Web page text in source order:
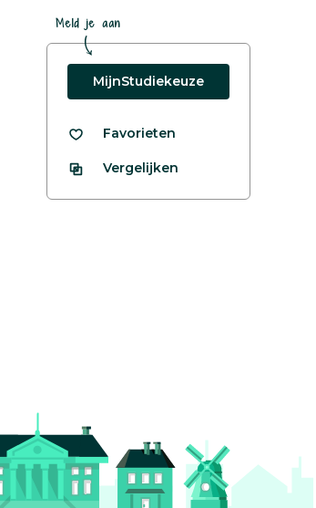
Meld je aan
MijnStudiekeuze
Favorieten
Vergelijken